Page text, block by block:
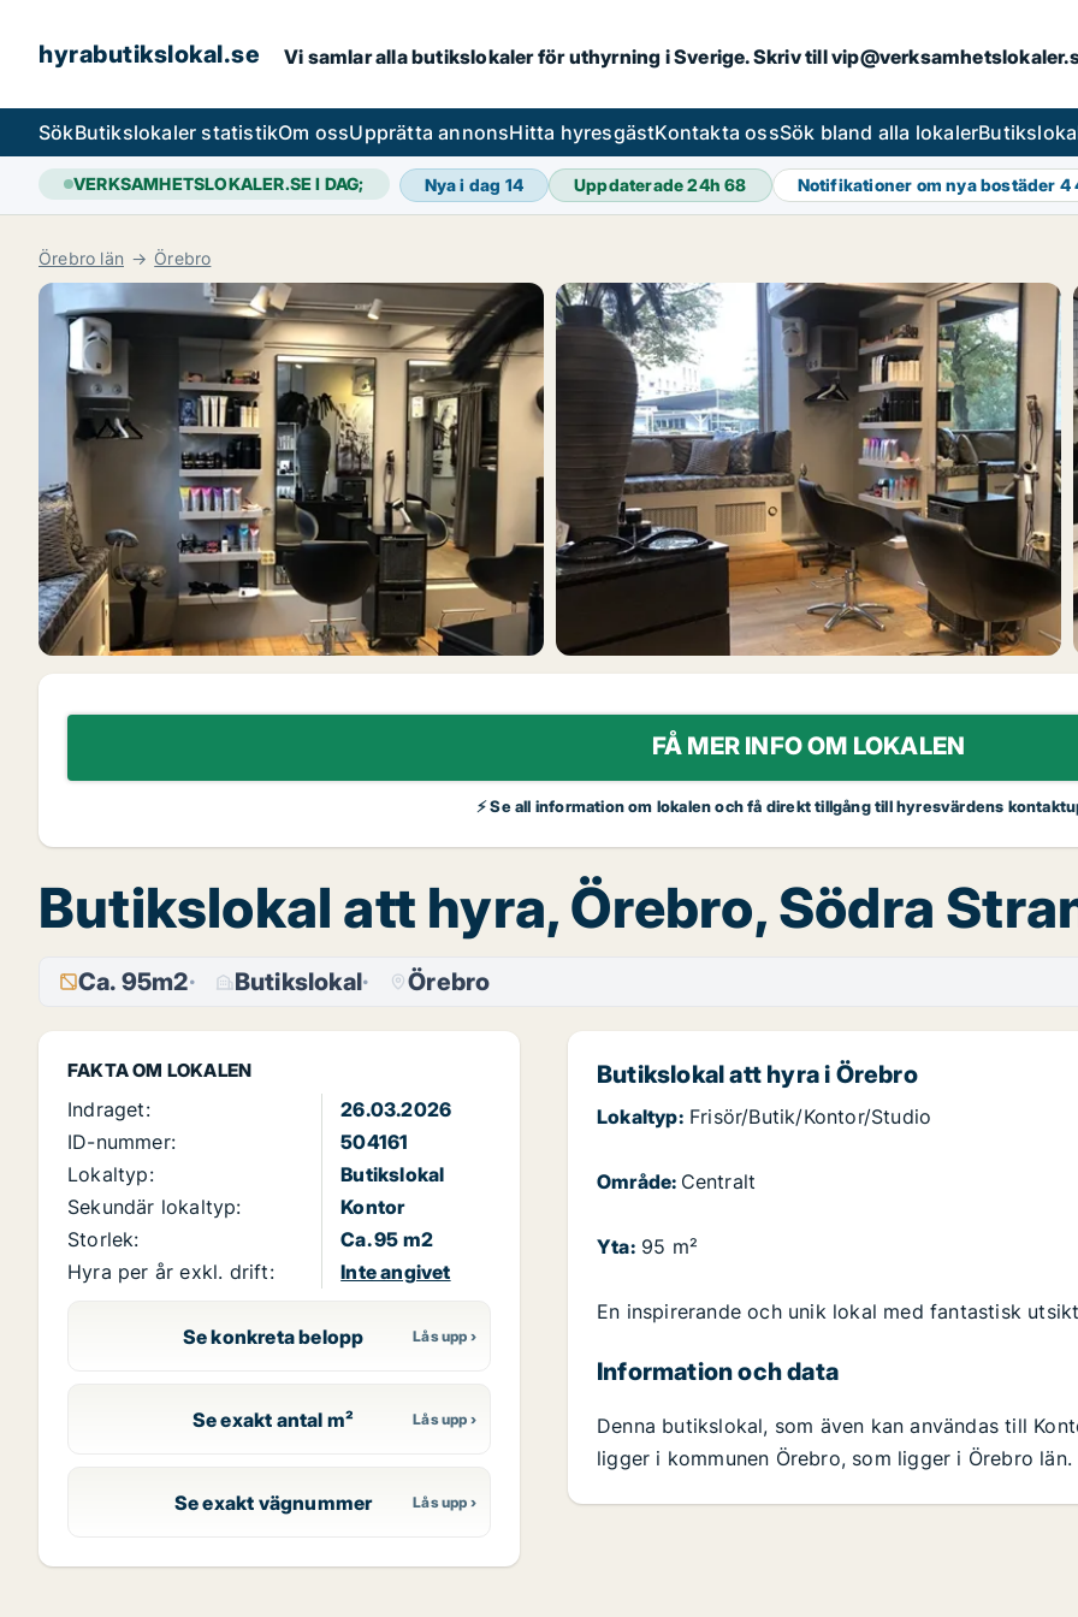
hyrabutikslokal.se Vi samlar alla butikslokaler för uthyrning i Sverige. Skriv till
SökButikslokaler statistikOm ossUpprätta annonsHitta hyresgästKontakta ossSök bland alla lokaler
VERKSAMHETSLOKALER.SE I DAG; Nya i dag 14 Uppdaterade 24h68 Notifikationer om nya bostäder 4
Örebro län Örebro
FÅ MER INFO OM LOKALEN
⚡ Se all information om lokalen och få direkt tillgång till hyresvärdens
Butikslokal att hyra, Örebro, Södra
Ca. 95m2 Butikslokal Örebro
FAKTA OM LOKALEN
Indraget:
26.03.2026
ID-nummer:
504161
Lokaltyp:
Butikslokal
Sekundär lokaltyp:
Kontor
Storlek:
Ca. 95 m2
Hyra per år exkl. drift:
Inte angivet
Se konkreta belopp
Se exakt antal m²
Se exakt vägnummer
Butikslokal att hyra i Örebro
Lokaltyp:Frisör/Butik/Kontor/Studio
Område: Centralt
Yta:95 m²
En inspirerande och unik lokal med fantastisk
Information och data
Denna butikslokal, som även kan användas till
ligger i kommunen Örebro, som ligger i Örebro